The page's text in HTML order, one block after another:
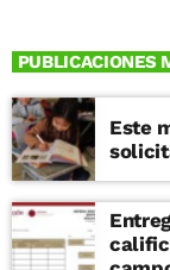
PUBLICACIONES
Este